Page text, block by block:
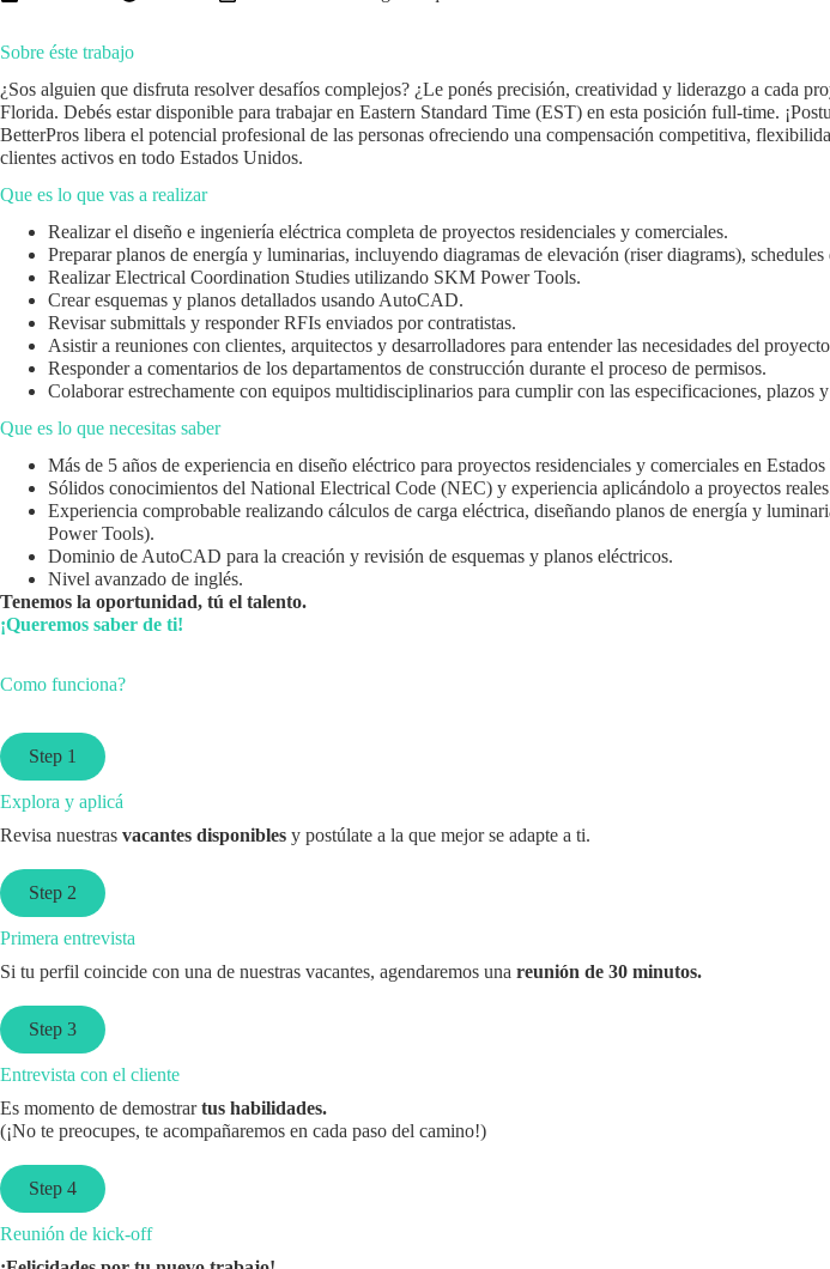
Sobre éste trabajo
¿Sos alguien que disfruta resolver desafíos complejos? ¿Le ponés precisión, creatividad y liderazgo a cada
Florida. Debés estar disponible para trabajar en Eastern Standard Time (EST) en esta posición full-time.
BetterPros libera el potencial profesional de las personas ofreciendo una compensación competitiva,
clientes activos en todo Estados Unidos.
Que es lo que vas a realizar
Realizar el diseño e ingeniería eléctrica completa de proyectos residenciales y comerciales.
Preparar planos de energía y luminarias, incluyendo diagramas de elevación (riser diagrams),
Realizar Electrical Coordination Studies utilizando SKM Power Tools.
Crear esquemas y planos detallados usando AutoCAD.
Revisar submittals y responder RFIs enviados por contratistas.
Asistir a reuniones con clientes, arquitectos y desarrolladores para entender las necesidades del
Responder a comentarios de los departamentos de construcción durante el proceso de permisos.
Colaborar estrechamente con equipos multidisciplinarios para cumplir con las especificaciones, plazos
Que es lo que necesitas saber
Más de 5 años de experiencia en diseño eléctrico para proyectos residenciales y comerciales en
Sólidos conocimientos del National Electrical Code (NEC) y experiencia aplicándolo a proyectos
Experiencia comprobable realizando cálculos de carga eléctrica, diseñando planos de energía y
Power Tools).
Dominio de AutoCAD para la creación y revisión de esquemas y planos eléctricos.
Nivel avanzado de inglés.
Tenemos la oportunidad, tú el talento.
¡Queremos saber de ti!
Como funciona?
Step 1
Explora y aplicá
Revisa nuestras vacantes disponibles y postúlate a la que mejor se adapte a ti.
Step 2
Primera entrevista
Si tu perfil coincide con una de nuestras vacantes, agendaremos una reunión de 30 minutos.
Step 3
Entrevista con el cliente
Es momento de demostrartus habilidades.
(¡No te preocupes, te acompañaremos en cada paso del camino!)
Step 4
Reunión de kick-off